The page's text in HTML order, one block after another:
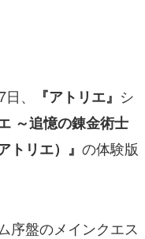
、 『アトリエ』 シ
～追憶の錬金術士
トリエ）』 の体験版
序盤のメインクエス